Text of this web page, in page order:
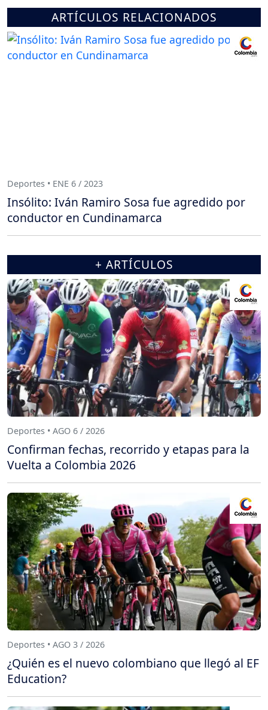
ARTÍCULOS RELACIONADOS
Deportes • ENE 6 / 2023
Insólito: Iván Ramiro Sosa fue agredido por
conductor en Cundinamarca
+ ARTÍCULOS
Deportes • AGO 6 / 2026
Confirman fechas, recorrido y etapas para la
Vuelta a Colombia 2026
Deportes • AGO 3 / 2026
¿Quién es el nuevo colombiano que llegó al EF
Education?